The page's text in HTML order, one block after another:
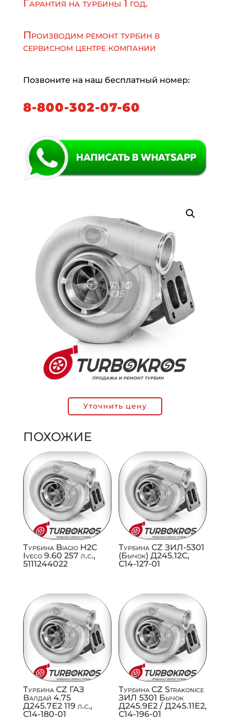
Гарантия на турбины 1 год.
Производим ремонт турбин в
сервисном центре компании
Позвоните на наш бесплатный номер:
8-800-302-07-60
Уточнить цену
ПОХОЖИЕ
Турбина Biagio H2C
Iveco 9.60 257 л.с.,
5111244022
Турбина CZ ЗИЛ-5301
(Бычок) Д245.12С,
C14-127-01
Турбина CZ ГАЗ
Валдай 4.75
Д245.7Е2 119 л.с.,
C14-180-01
Турбина CZ Strakonice
ЗИЛ 5301 Бычок
Д245.9Е2 / Д245.11Е2,
C14-196-01